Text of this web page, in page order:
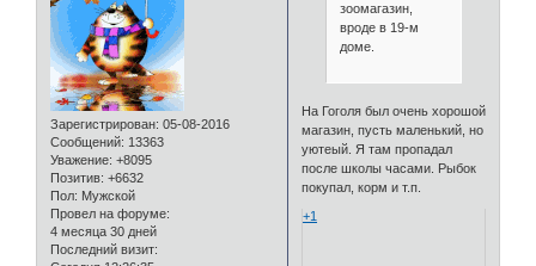
Зарегистрирован: 05-08-2016
Сообщений: 13363
Уважение: +8095
Позитив: +6632
Пол: Мужской
Провел на форуме:
4 месяца 30 дней
Последний визит:
зоомагазин,
вроде в 19-м
доме.
На Гоголя был очень хорошой
магазин, пусть маленький, но
уютеый. Я там пропадал
после школы часами. Рыбок
покупал, корм и т.п.
+1